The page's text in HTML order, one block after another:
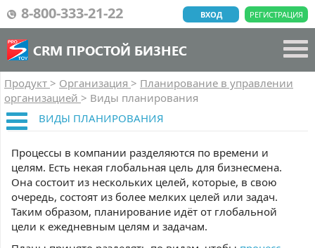
8-800-333-21-22 РЕГИСТРАЦИЯ
ВХОД
CRM ПРОСТОЙ БИЗНЕС
Продукт > Организация > Планирование в управлении
организацией > Виды планирования
ВИДЫ ПЛАНИРОВАНИЯ
Процессы в компании разделяются по времени и
целям. Есть некая глобальная цель для бизнесмена.
Она состоит из нескольких целей, которые, в свою
очередь, состоят из более мелких целей или задач.
Таким образом, планирование идёт от глобальной
цели к ежедневным целям и задачам.